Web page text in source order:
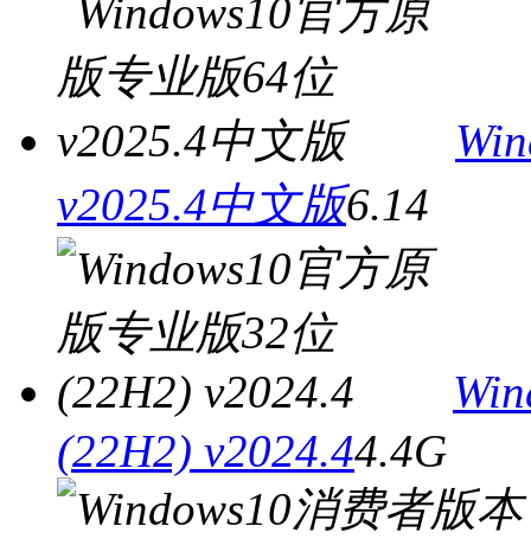
v2025.4中文版6.14
(22H2) v2024.44.4G